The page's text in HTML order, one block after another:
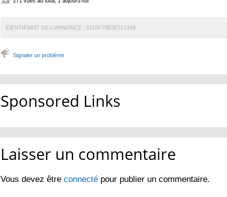
IDENTIFIANT DE L'ANNONCE : 6115F75E3E717349
Signaler un problème
Sponsored Links
Laisser un commentaire
Vous devez être connecté pour publier un commentaire.